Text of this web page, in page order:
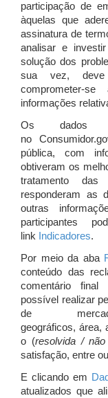
participação de
àquelas que
assinatura de
analisar e
solução dos
sua vez, deve
comprometer-
informações
Os dados
no
pública, com
obtiveram os
tratamento das
responderam as
outras
participantes
link Indicadores.
Por meio da aba
conteúdo das
comentário final
possível realizar
de
geográficos, área,
o (resolvida /
satisfação, entre
E clicando em
atualizados que